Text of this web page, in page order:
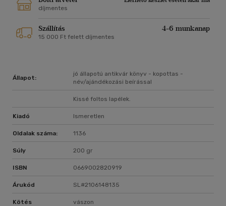
díjmentes
Szállítás 4-6 munkanap
15 000 Ft felett díjmentes
Állapot:
jó állapotú antikvár könyv - kopottas -
név/ajándékozási beírással
Kissé foltos lapélek.
Kiadó Ismeretlen
Oldalak száma: 1136
Súly 200 gr
ISBN 0669002820919
Árukód SL#2106148135
Kötés vászon